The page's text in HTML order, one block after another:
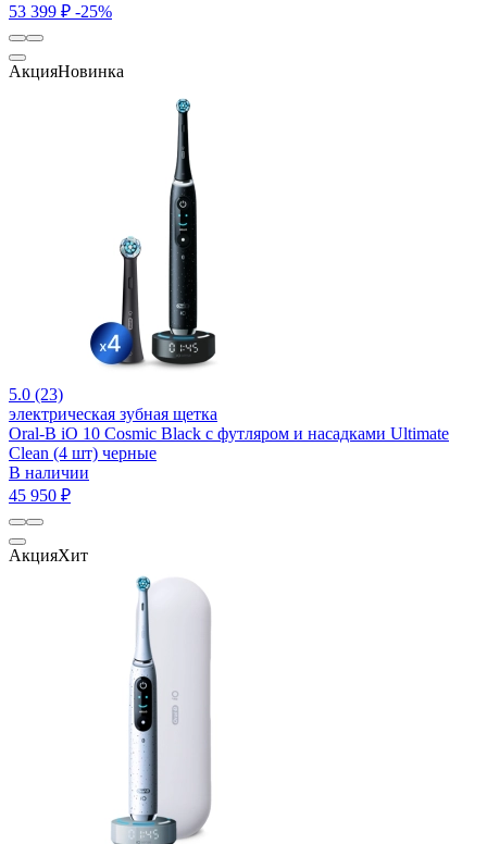
53 399 ₽ -25%
АкцияНовинка
5.0 (23)
электрическая зубная щетка
Oral-B iO 10 Cosmic Black c футляром и насадками Ultimate
Clean (4 шт) черные
В наличии
45 950 ₽
АкцияХит